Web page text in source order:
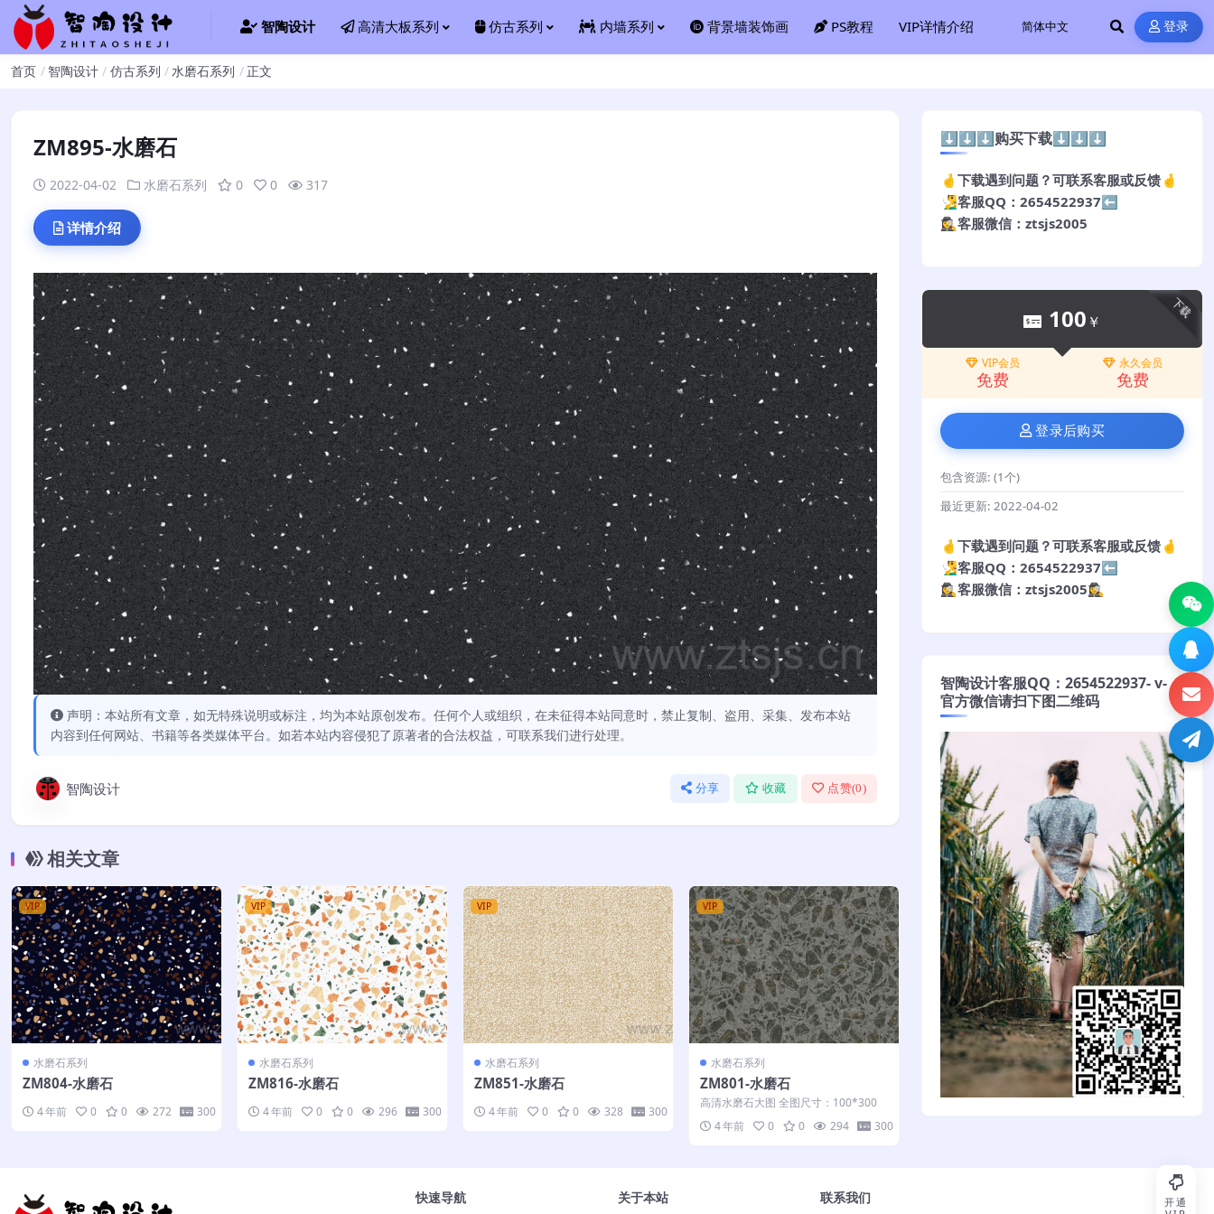
智陶设计 高清大板系列 仿古系列 内墙系列 背景墙装饰画 PS教程 VIP详情介绍 登录
首页 智陶设计 仿古系列 水磨石系列 正文
ZM895-水磨石
2022-04-02 水磨石系列 0 0 317
详情介绍
声明：本站所有文章，如无特殊说明或标注，均为本站原创发布。任何个人或组织，在未征得本站同意时，禁止复制、盗用、采集、发布本站
内容到任何网站、书籍等各类媒体平台。如若本站内容侵犯了原著者的合法权益，可联系我们进行处理。
智陶设计 分享 收藏 点赞(0)
相关文章
VIP
水磨石系列
ZM804-水磨石
4 年前 0 0 272 300
VIP
水磨石系列
ZM816-水磨石
4 年前 0 0 296 300
VIP
水磨石系列
ZM851-水磨石
4 年前 0 0 328 300
VIP
水磨石系列
ZM801-水磨石
高清水磨石大图 全图尺寸：100*300
4 年前
0 0 294 300
⬇️⬇️⬇️购买下载⬇️⬇️⬇️
🤞下载遇到问题？可联系客服或反馈🤞
🧏‍♂️客服QQ：2654522937⬅️
🕵️‍♀️客服微信：ztsjs2005
下载
100 ￥
VIP会员
免费
永久会员
免费
登录后购买
包含资源: (1个)
最近更新: 2022-04-02
🤞下载遇到问题？可联系客服或反馈🤞
🧏‍♂️客服QQ：2654522937⬅️
🕵️‍♀️客服微信：ztsjs2005🕵️‍♀️
智陶设计客服QQ：2654522937- v-
官方微信请扫下图二维码
快速导航 关于本站 联系我们
开通